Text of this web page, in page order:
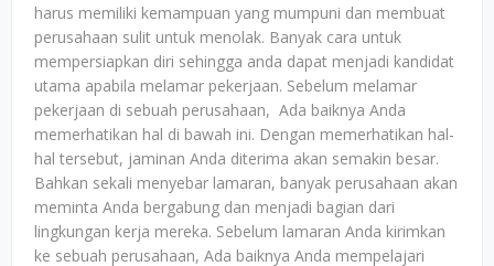
harus memiliki kemampuan yang mumpuni dan membuat
perusahaan sulit untuk menolak. Banyak cara untuk
mempersiapkan diri sehingga anda dapat menjadi kandidat
utama apabila melamar pekerjaan. Sebelum melamar
pekerjaan di sebuah perusahaan, Ada baiknya Anda
memerhatikan hal di bawah ini. Dengan memerhatikan hal-
hal tersebut, jaminan Anda diterima akan semakin besar.
Bahkan sekali menyebar lamaran, banyak perusahaan akan
meminta Anda bergabung dan menjadi bagian dari
lingkungan kerja mereka. Sebelum lamaran Anda kirimkan
ke sebuah perusahaan, Ada baiknya Anda mempelajari